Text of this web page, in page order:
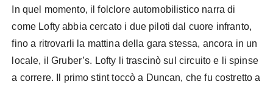
In quel momento, il folclore automobilistico narra di
come Lofty abbia cercato i due piloti dal cuore infranto,
fino a ritrovarli la mattina della gara stessa, ancora in un
locale, il Gruber’s. Lofty li trascinò sul circuito e li spinse
a correre. Il primo stint toccò a Duncan, che fu costretto a